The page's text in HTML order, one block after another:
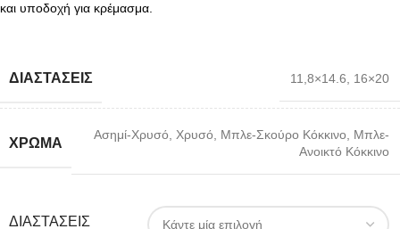
και υποδοχή για κρέμασμα.
ΔΙΑΣΤΆΣΕΙΣ 11,8×14.6, 16×20
ΧΡΏΜΑ
Ασημί-Χρυσό, Χρυσό, Μπλε-Σκούρο Κόκκινο, Μπλε-
Ανοικτό Κόκκινο
ΔΙΑΣΤΆΣΕΙΣ